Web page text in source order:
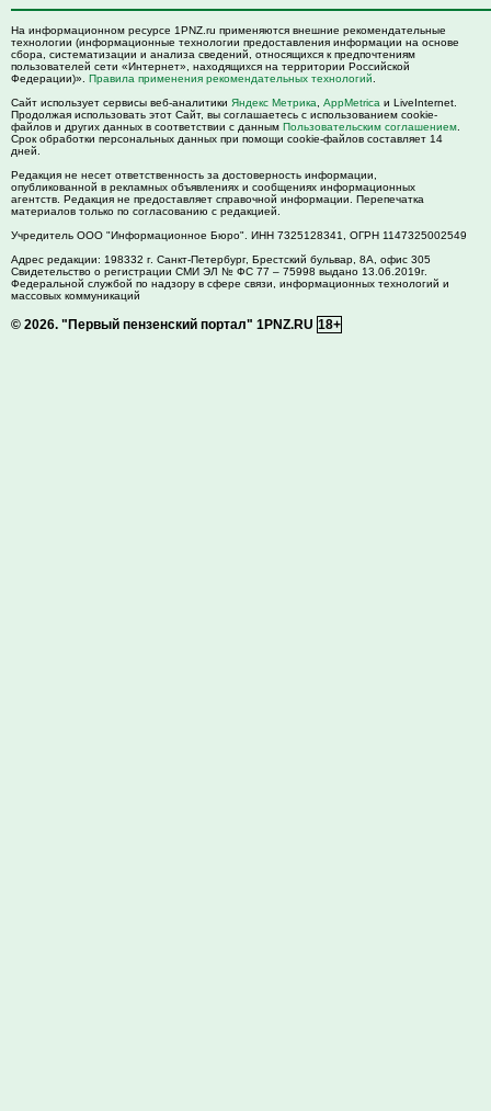
На информационном ресурсе 1PNZ.ru применяются внешние рекомендательные
технологии (информационные технологии предоставления информации на основе
сбора, систематизации и анализа сведений, относящихся к предпочтениям
пользователей сети «Интернет», находящихся на территории Российской
Федерации)». Правила применения рекомендательных технологий
Сайт использует сервисы веб-аналитики Яндекс Метрика AppMetrica и LiveInternet.
Продолжая использовать этот Сайт, вы соглашаетесь с использованием cookie-
файлов и других данных в соответствии с данным Пользовательским соглашением
Срок обработки персональных данных при помощи cookie-файлов составляет 14
дней.
Редакция не несет ответственность за достоверность информации,
опубликованной в рекламных объявлениях и сообщениях информационных
агентств. Редакция не предоставляет справочной информации. Перепечатка
материалов только по согласованию с редакцией.
Учредитель ООО "Информационное Бюро". ИНН 7325128341, ОГРН 1147325002549
Адрес редакции: 198332 г. Санкт-Петербург, Брестский бульвар, 8А, офис 305
Свидетельство о регистрации СМИ ЭЛ № ФС 77 – 75998 выдано 13.06.2019г.
Федеральной службой по надзору в сфере связи, информационных технологий и
массовых коммуникаций
© 2026. "Первый пензенский портал" 1PNZ.RU 18+